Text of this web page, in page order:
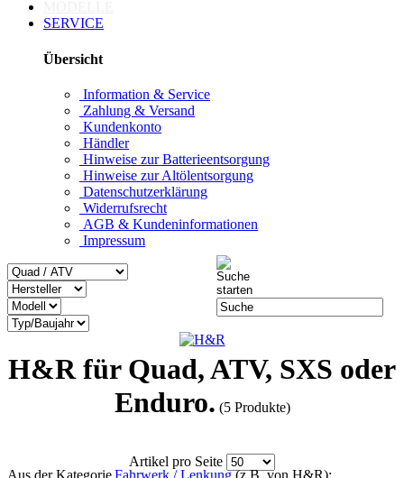
SERVICE
Übersicht
Information & Service
Zahlung & Versand
Kundenkonto
Händler
Hinweise zur Batterieentsorgung
Hinweise zur Altölentsorgung
Datenschutzerklärung
Widerrufsrecht
AGB & Kundeninformationen
Impressum
H&R für Quad, ATV, SXS oder
Enduro. (5 Produkte)
Artikel pro Seite
Aus der KategorieFahrwerk / Lenkung(z.B. von H&R):